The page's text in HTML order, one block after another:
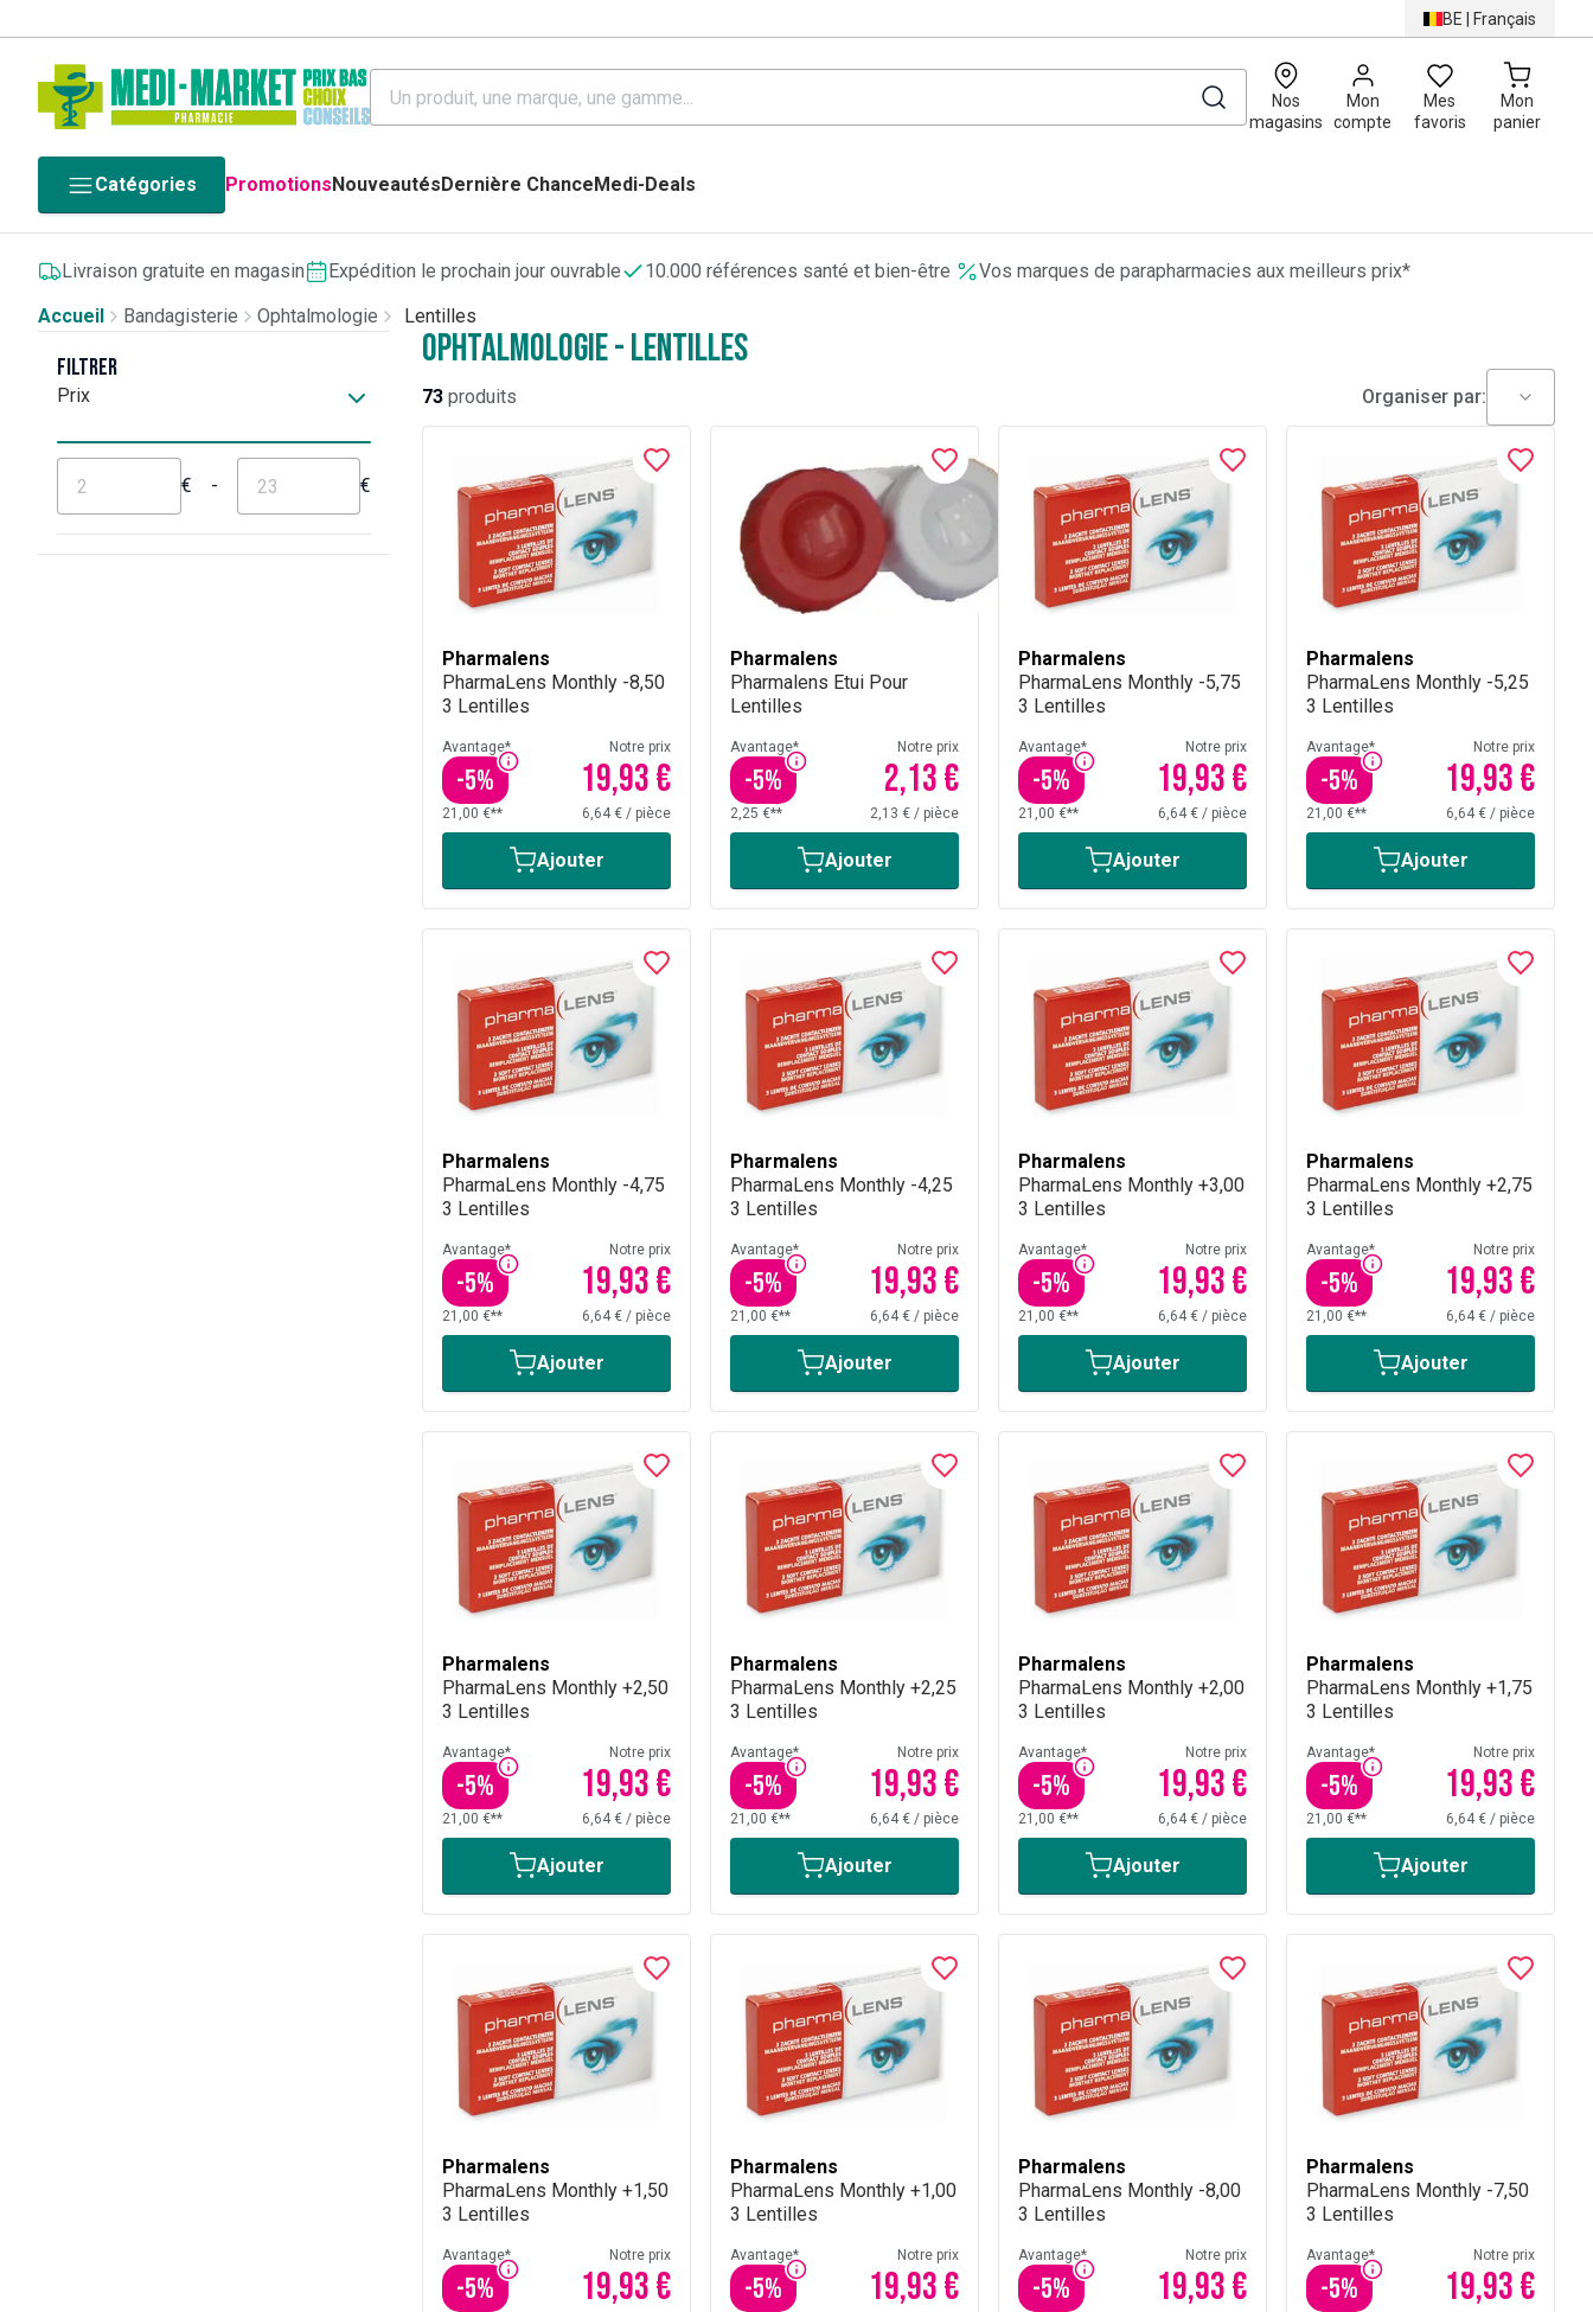
BE | Français
Nos
magasins
Mon
compte
Mes
favoris
Mon
panier
0
Catégories PromotionsNouveautésDernière ChanceMedi-Deals
Livraison gratuite en magasin Expédition le prochain jour ouvrable 10.000 références santé et bien-être
Vos marques de parapharmacies aux meilleurs prix*
Accueil
Bandagisterie Ophtalmologie Lentilles
Filtrer
Prix
€ - €
Ophtalmologie - Lentilles
73 produits Organiser par:
Pharmalens
PharmaLens Monthly -8,50
3 Lentilles
Avantage*
-5%
Notre prix
19,93 €
21,00 €** 6,64 € / pièce
Ajouter
Pharmalens
Pharmalens Etui Pour
Lentilles
Avantage*
-5%
Notre prix
2,13 €
2,25 €** 2,13 € / pièce
Ajouter
Pharmalens
PharmaLens Monthly -5,75
3 Lentilles
Avantage*
-5%
Notre prix
19,93 €
21,00 €** 6,64 € / pièce
Ajouter
Pharmalens
PharmaLens Monthly -5,25
3 Lentilles
Avantage*
-5%
Notre prix
19,93 €
21,00 €** 6,64 € / pièce
Ajouter
Pharmalens
PharmaLens Monthly -4,75
3 Lentilles
Avantage*
-5%
Notre prix
19,93 €
21,00 €** 6,64 € / pièce
Ajouter
Pharmalens
PharmaLens Monthly -4,25
3 Lentilles
Avantage*
-5%
Notre prix
19,93 €
21,00 €** 6,64 € / pièce
Ajouter
Pharmalens
PharmaLens Monthly +3,00
3 Lentilles
Avantage*
-5%
Notre prix
19,93 €
21,00 €** 6,64 € / pièce
Ajouter
Pharmalens
PharmaLens Monthly +2,75
3 Lentilles
Avantage*
-5%
Notre prix
19,93 €
21,00 €** 6,64 € / pièce
Ajouter
Pharmalens
PharmaLens Monthly +2,50
3 Lentilles
Avantage*
-5%
Notre prix
19,93 €
21,00 €** 6,64 € / pièce
Ajouter
Pharmalens
PharmaLens Monthly +2,25
3 Lentilles
Avantage*
-5%
Notre prix
19,93 €
21,00 €** 6,64 € / pièce
Ajouter
Pharmalens
PharmaLens Monthly +2,00
3 Lentilles
Avantage*
-5%
Notre prix
19,93 €
21,00 €** 6,64 € / pièce
Ajouter
Pharmalens
PharmaLens Monthly +1,75
3 Lentilles
Avantage*
-5%
Notre prix
19,93 €
21,00 €** 6,64 € / pièce
Ajouter
Pharmalens
PharmaLens Monthly +1,50
3 Lentilles
Avantage*
-5%
Notre prix
19,93 €
Pharmalens
PharmaLens Monthly +1,00
3 Lentilles
Avantage*
-5%
Notre prix
19,93 €
Pharmalens
PharmaLens Monthly -8,00
3 Lentilles
Avantage*
-5%
Notre prix
19,93 €
Pharmalens
PharmaLens Monthly -7,50
3 Lentilles
Avantage*
-5%
Notre prix
19,93 €